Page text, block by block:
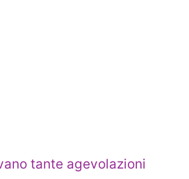
tante agevolazioni